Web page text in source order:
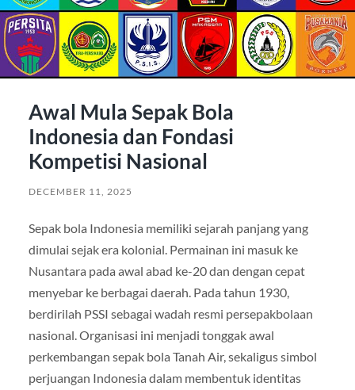
Awal Mula Sepak Bola
Indonesia dan Fondasi
Kompetisi Nasional
DECEMBER 11, 2025
Sepak bola Indonesia memiliki sejarah panjang yang
dimulai sejak era kolonial. Permainan ini masuk ke
Nusantara pada awal abad ke-20 dan dengan cepat
menyebar ke berbagai daerah. Pada tahun 1930,
berdirilah PSSI sebagai wadah resmi persepakbolaan
nasional. Organisasi ini menjadi tonggak awal
perkembangan sepak bola Tanah Air, sekaligus simbol
perjuangan Indonesia dalam membentuk identitas